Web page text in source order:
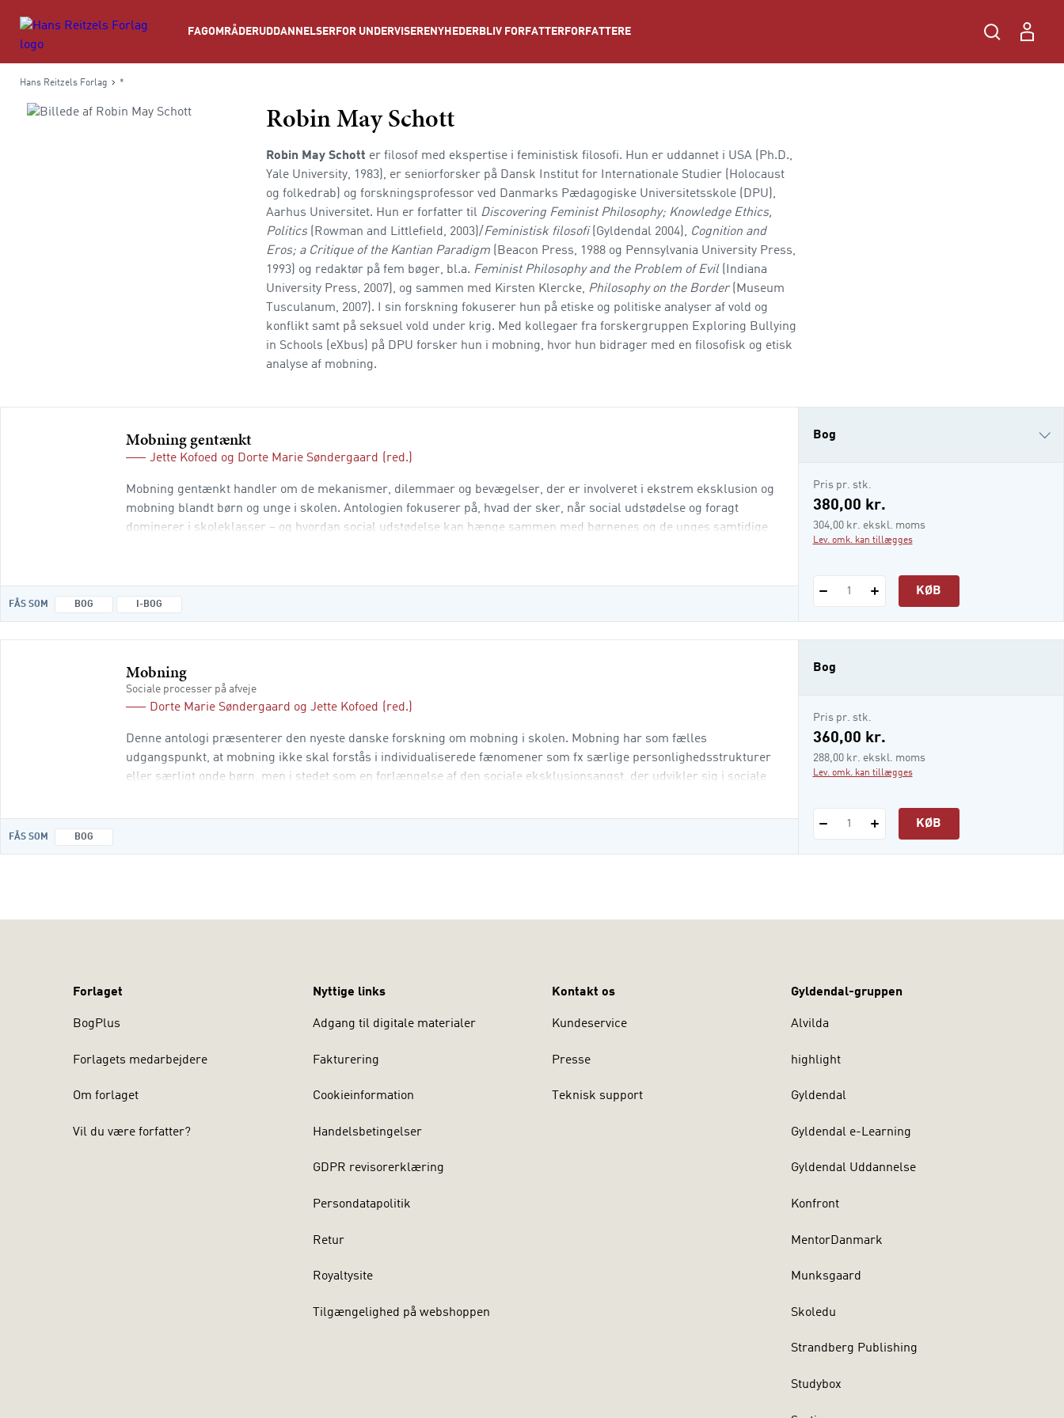
FAGOMRÅDERUDDANNELSER FOR UNDERVISERE NYHEDER BLIV FORFATTER FORFATTERE
Hans Reitzels Forlag *
Robin May Schott
Robin May Schott er filosof med ekspertise i feministisk filosofi. Hun er uddannet i USA (Ph.D.,
Yale University, 1983), er seniorforsker på Dansk Institut for Internationale Studier (Holocaust
og folkedrab) og forskningsprofessor ved Danmarks Pædagogiske Universitetsskole (DPU),
Aarhus Universitet. Hun er forfatter til Discovering Feminist Philosophy; Knowledge Ethics,
Politics(Rowman and Littlefield, 2003)/Feministisk filosofi(Gyldendal 2004), Cognition and
Eros; a Critique of the Kantian Paradigm (Beacon Press, 1988 og Pennsylvania University Press,
1993) og redaktør på fem bøger, bl.a. Feminist Philosophy and the Problem of Evil (Indiana
University Press, 2007), og sammen med Kirsten Klercke, Philosophy on the Border
(Museum
Tusculanum, 2007). I sin forskning fokuserer hun på etiske og politiske analyser af vold og
konflikt samt på seksuel vold under krig. Med kollegaer fra forskergruppen Exploring Bullying
in Schools (eXbus) på DPU forsker hun i mobning, hvor hun bidrager med en filosofisk og etisk
analyse af mobning.
Mobning gentænkt
Jette Kofoed og Dorte Marie Søndergaard (red.)
Mobning gentænkt handler om de mekanismer, dilemmaer og bevægelser, der er involveret i ekstrem eksklusion og
mobning blandt børn og unge i skolen. Antologien fokuserer på, hvad der sker, når social udstødelse og foragt
dominerer i skoleklasser – og hvordan social udstødelse kan hænge sammen med børnenes og de unges samtidige
FÅS SOM BOG I-BOG
Bog
i-bog
Pris pr. stk.
380,00 kr.
304,00 kr. ekskl. moms
Lev. omk. kan tillægges
1 KØB
Mobning
Sociale processer på afveje
Dorte Marie Søndergaard og Jette Kofoed (red.)
Denne antologi præsenterer den nyeste danske forskning om mobning i skolen. Mobning har som fælles
udgangspunkt, at mobning ikke skal forstås i individualiserede fænomener som fx særlige personlighedsstrukturer
eller særligt onde børn, men i stedet som en forlængelse af den sociale eksklusionsangst, der udvikler sig i sociale
FÅS SOM BOG
Bog
Pris pr. stk.
360,00 kr.
288,00 kr. ekskl. moms
Lev. omk. kan tillægges
1 KØB
Forlaget
BogPlus
Forlagets medarbejdere
Om forlaget
Vil du være forfatter?
Nyttige links
Adgang til digitale materialer
Fakturering
Cookieinformation
Handelsbetingelser
GDPR revisorerklæring
Persondatapolitik
Retur
Royaltysite
Tilgængelighed på webshoppen
Kontakt os
Kundeservice
Presse
Teknisk support
Gyldendal-gruppen
Alvilda
highlight
Gyldendal
Gyldendal e-Learning
Gyldendal Uddannelse
Konfront
MentorDanmark
Munksgaard
Skoledu
Strandberg Publishing
Studybox